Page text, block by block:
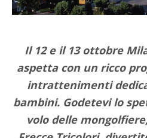
Il 12 e il 13 ottobre
aspetta con un ricco
intrattenimenti
bambini. Godetevi lo
volo delle